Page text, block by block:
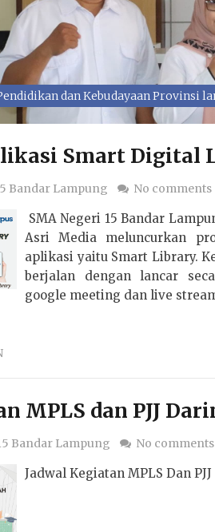
dan Kebudayaan Provinsi
Smart Digital
Bandar Lampung No comments
SMA Negeri 15 Bandar
Asri Media meluncurkan
aplikasi yaitu Smart Library.
berjalan dengan lancar
google meeting dan live
MPLS dan PJJ
Bandar Lampung No comments
Jadwal Kegiatan MPLS Dan